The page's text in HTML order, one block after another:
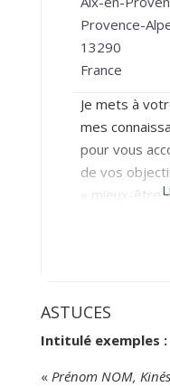
Provence-
13290
France
Je mets à
mes
pour vous
de vos
« mieux-être
de parole,
management,
ASTUCES
Intitulé exemples :
« Prénom NOM,